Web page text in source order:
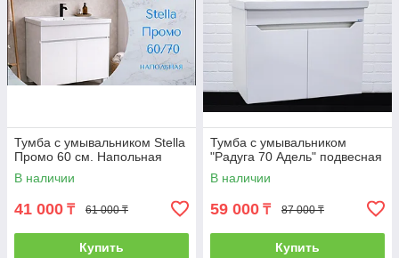
Тумба с умывальником Stella
Промо 60 см. Напольная
В наличии
41 000 ₸ 61 000 ₸
Купить
Тумба с умывальником
"Радуга 70 Адель" подвесная
В наличии
59 000 ₸ 87 000 ₸
Купить